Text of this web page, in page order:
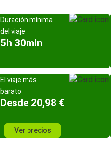
Duración mínima
del viaje
5h 30min
El viaje más
barato
Desde 20,98 €
Ver precios